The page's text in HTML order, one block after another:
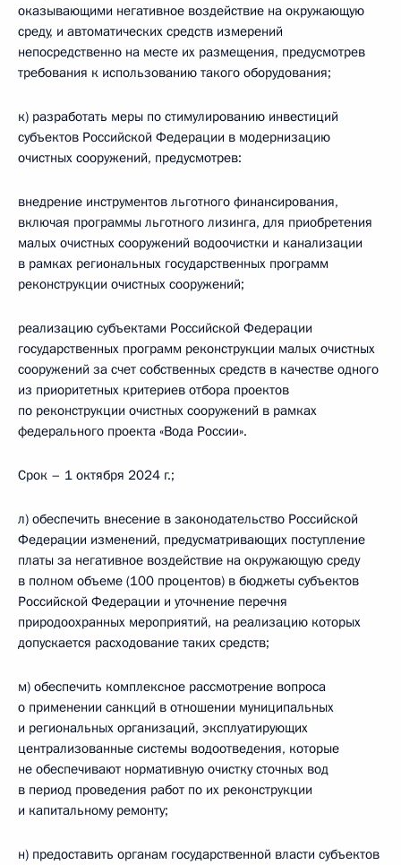
оказывающими негативное воздействие на окружающую
среду, и автоматических средств измерений
непосредственно на месте их размещения, предусмотрев
требования к использованию такого оборудования;
к) разработать меры по стимулированию инвестиций
субъектов Российской Федерации в модернизацию
очистных сооружений, предусмотрев:
внедрение инструментов льготного финансирования,
включая программы льготного лизинга, для приобретения
малых очистных сооружений водоочистки и канализации
в рамках региональных государственных программ
реконструкции очистных сооружений;
реализацию субъектами Российской Федерации
государственных программ реконструкции малых очистных
сооружений за счет собственных средств в качестве одного
из приоритетных критериев отбора проектов
по реконструкции очистных сооружений в рамках
федерального проекта «Вода России».
Срок – 1 октября 2024 г.;
л) обеспечить внесение в законодательство Российской
Федерации изменений, предусматривающих поступление
платы за негативное воздействие на окружающую среду
в полном объеме (100 процентов) в бюджеты субъектов
Российской Федерации и уточнение перечня
природоохранных мероприятий, на реализацию которых
допускается расходование таких средств;
м) обеспечить комплексное рассмотрение вопроса
о применении санкций в отношении муниципальных
и региональных организаций, эксплуатирующих
централизованные системы водоотведения, которые
не обеспечивают нормативную очистку сточных вод
в период проведения работ по их реконструкции
и капитальному ремонту;
н) предоставить органам государственной власти субъектов